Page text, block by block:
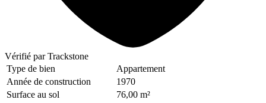
Vérifié par Trackstone
Type de bien
Appartement
Année de construction
1970
Surface au sol
76,00 m²